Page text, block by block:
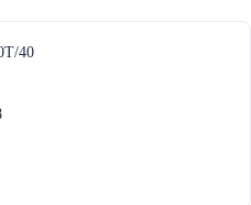
40